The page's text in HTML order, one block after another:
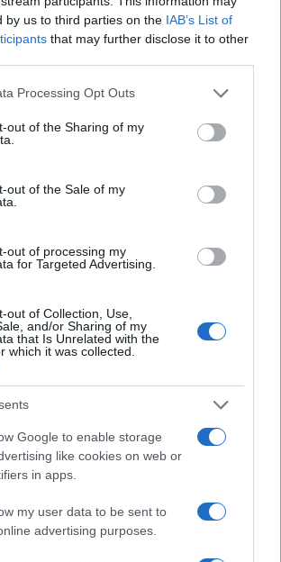
by us to third parties on the IAB’s List of
that may further disclose it to other
website/app uses one or more Google
visit or usage behaviour. You may click to
to Google and its third-party tags to
below specified purposes in below Google
Processing Opt Outs
out of the Sharing of my
out of the Sale of my
out of processing my
for Targeted Advertising.
out of Collection, Use,
and/or Sharing of my
that Is Unrelated with the
which it was collected.
Google to enable storage
like cookies on web or
in apps.
my user data to be sent to
advertising purposes.
contemporanee che non si limitano
musica, ma diventano veri
di innovazione e
Ti sei mai chiesto come la musica
di generazioni diverse, da chi
anni ’70 a chi segue le ultime
e meno giovani, a esplorare
passivo, ma un’opportunità per
la musica come un’esperienza di
Che ne dici di dedicare
alla tua playlist preferita? Potresti
che parlano direttamente al